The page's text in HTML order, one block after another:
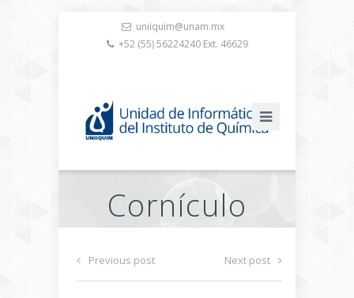
uniiquim@unam.mx
+52 (55) 56224240 Ext. 46629
Cornículo
Previous post Next post